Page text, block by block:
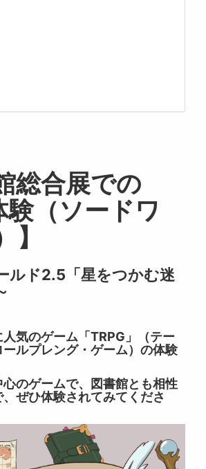
総合展での
験（ソードワ
ルド2.5「星をつかむ迷
気のゲーム「TRPG」（テー
ルプレング・ゲーム）の体験
のゲームで、図書館とも相性
ぜひ体験されてみてくださ